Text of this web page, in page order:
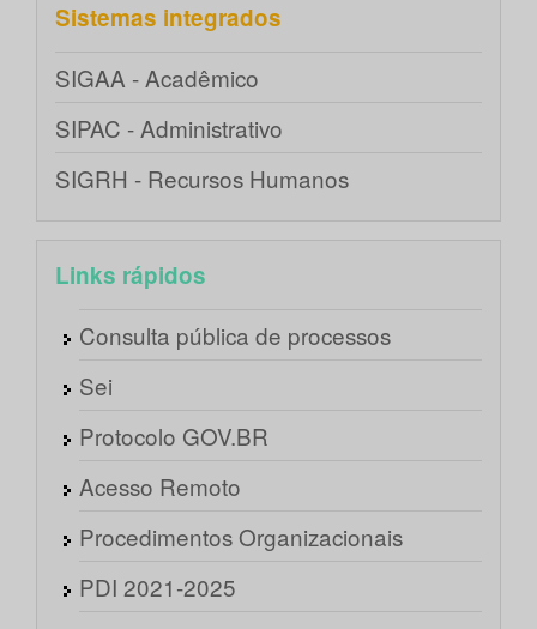
Sistemas integrados
SIGAA - Acadêmico
SIPAC - Administrativo
SIGRH - Recursos Humanos
Links rápidos
Consulta pública de processos
Sei
Protocolo GOV.BR
Acesso Remoto
Procedimentos Organizacionais
PDI 2021-2025